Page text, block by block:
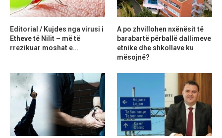
Editorial / Kujdes nga virusi i
Etheve të Nilit – më të
rrezikuar moshat e...
A po zhvillohen nxënësit të
barabartë përballë dallimeve
etnike dhe shkollave ku
mësojnë?